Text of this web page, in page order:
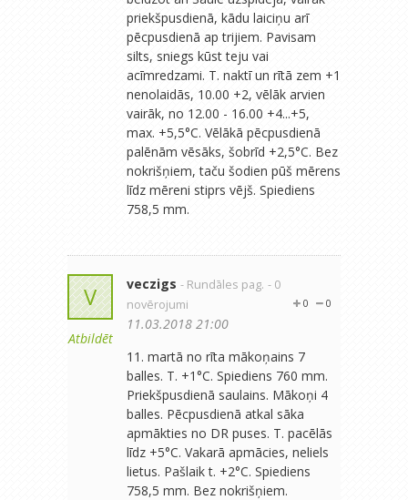
priekšpusdienā, kādu laiciņu arī
pēcpusdienā ap trijiem. Pavisam
silts, sniegs kūst teju vai
acīmredzami. T. naktī un rītā zem +1
nenolaidās, 10.00 +2, vēlāk arvien
vairāk, no 12.00 - 16.00 +4...+5,
max. +5,5°C. Vēlākā pēcpusdienā
palēnām vēsāks, šobrīd +2,5°C. Bez
nokrišņiem, taču šodien pūš mērens
līdz mēreni stiprs vējš. Spiediens
758,5 mm.
V
Atbildēt
veczigs - Rundāles pag. - 0
novērojumi
0
0
11.03.2018 21:00
11. martā no rīta mākoņains 7
balles. T. +1°C. Spiediens 760 mm.
Priekšpusdienā saulains. Mākoņi 4
balles. Pēcpusdienā atkal sāka
apmākties no DR puses. T. pacēlās
līdz +5°C. Vakarā apmācies, neliels
lietus. Pašlaik t. +2°C. Spiediens
758,5 mm. Bez nokrišņiem.